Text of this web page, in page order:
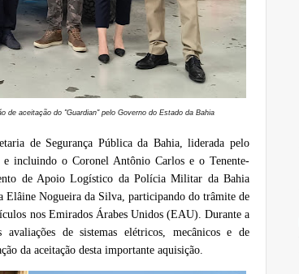
de aceitação do "Guardian" pelo Governo do Estado da Bahia
de Segurança Pública da Bahia, liderada pelo
incluindo o Coronel Antônio Carlos e o Tenente-
de Apoio Logístico da Polícia Militar da Bahia
Nogueira da Silva, participando do trâmite de
nos Emirados Árabes Unidos (EAU). Durante a
de sistemas elétricos, mecânicos e de
da aceitação desta importante aquisição.